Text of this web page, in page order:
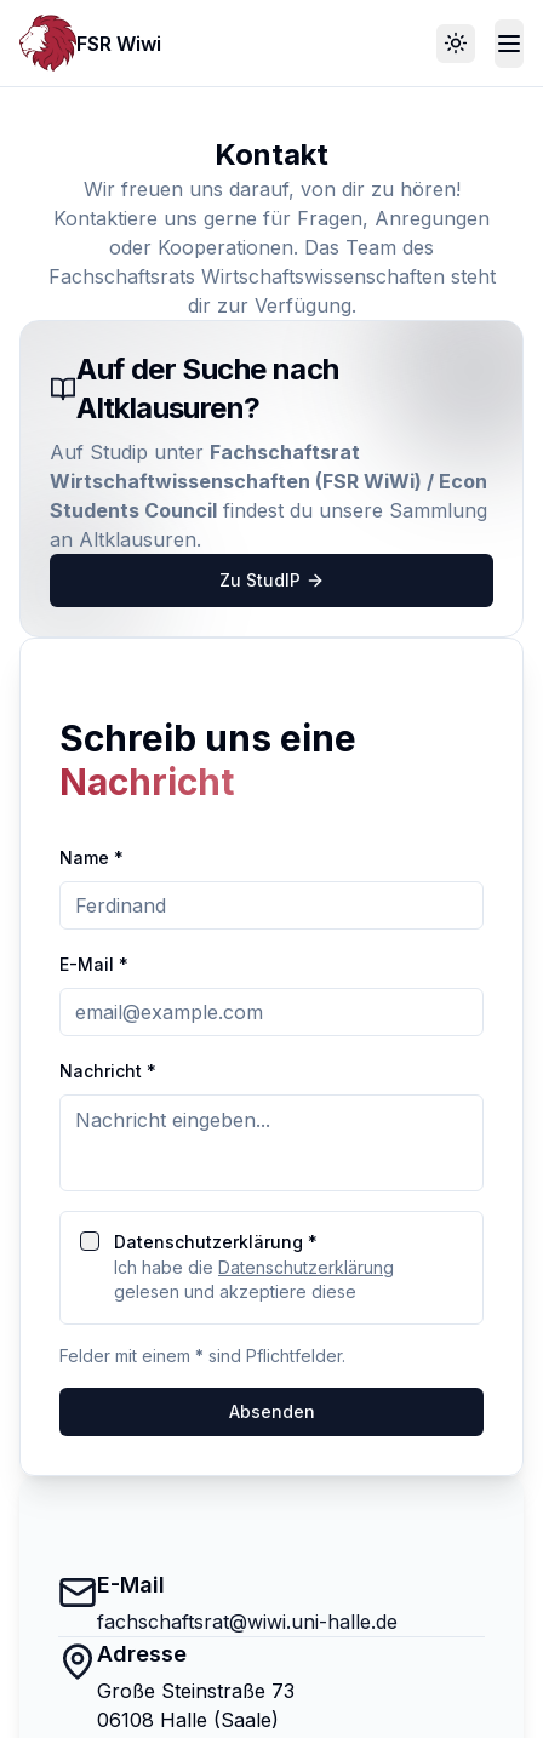
FSR Wiwi Toggle
Kontakt
Wir freuen uns darauf, von dir zu hören!
Kontaktiere uns gerne für Fragen, Anregungen
oder Kooperationen. Das Team des
Fachschaftsrats Wirtschaftswissenschaften steht
dir zur Verfügung.
Auf der Suche nach
Altklausuren?
Auf Studip unter Fachschaftsrat
Wirtschaftwissenschaften (FSR WiWi) / Econ
Students Council findest du unsere Sammlung
an Altklausuren.
Zu StudIP
Schreib uns eine
Nachricht
Name *
E-Mail *
Nachricht *
Datenschutzerklärung *
Ich habe die Datenschutzerklärung
gelesen und akzeptiere diese
Felder mit einem * sind Pflichtfelder.
Absenden
E-Mail
fachschaftsrat@wiwi.uni-halle.de
Adresse
Große Steinstraße 73
06108 Halle (Saale)